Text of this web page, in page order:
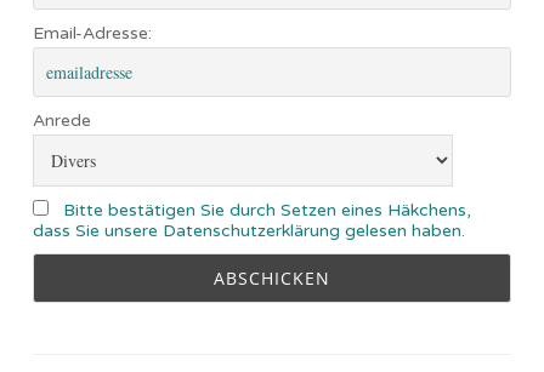
Email-Adresse:
Anrede
Bitte bestätigen Sie durch Setzen eines Häkchens,
dass Sie unsere Datenschutzerklärung gelesen haben.